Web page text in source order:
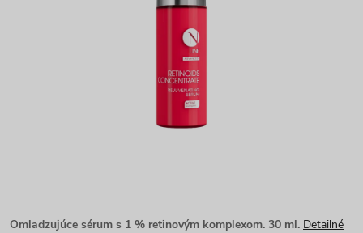
Omladzujúce sérum s 1 % retinovým komplexom. 30 ml. Detailné